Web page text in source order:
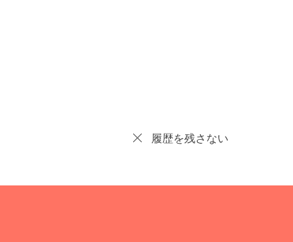
履歴を残さない